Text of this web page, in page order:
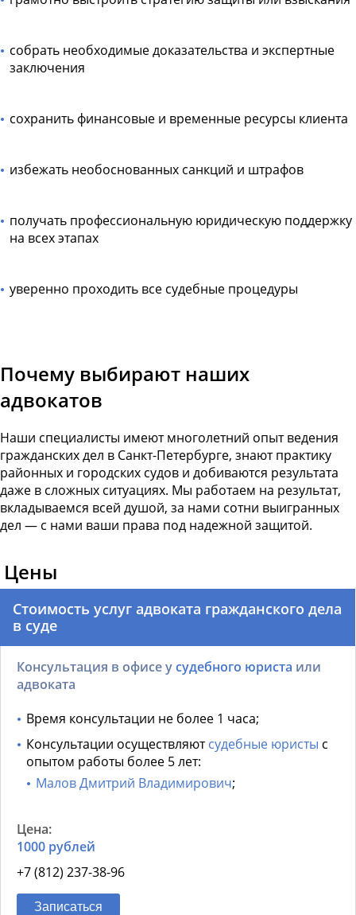
собрать необходимые доказательства и экспертные
заключения
сохранить финансовые и временные ресурсы клиента
избежать необоснованных санкций и штрафов
получать профессиональную юридическую поддержку
на всех этапах
уверенно проходить все судебные процедуры
Почему выбирают наших
адвокатов
Наши специалисты имеют многолетний опыт ведения
гражданских дел в Санкт-Петербурге, знают практику
районных и городских судов и добиваются результата
даже в сложных ситуациях. Мы работаем на результат,
вкладываемся всей душой, за нами сотни выигранных
дел — с нами ваши права под надежной защитой.
Цены
Стоимость услуг адвоката гражданского дела
в суде
Консультация в офисе усудебного юриста или
адвоката
Время консультации не более 1 часа;
Консультации осуществляютсудебные юристы с
опытом работы более 5 лет:
Малов Дмитрий Владимирович;
1000 рублей
+7 (812) 237-38-96
Записаться